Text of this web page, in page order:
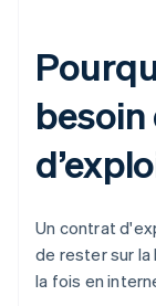
besoin
Un contrat
de rester sur la
la fois en